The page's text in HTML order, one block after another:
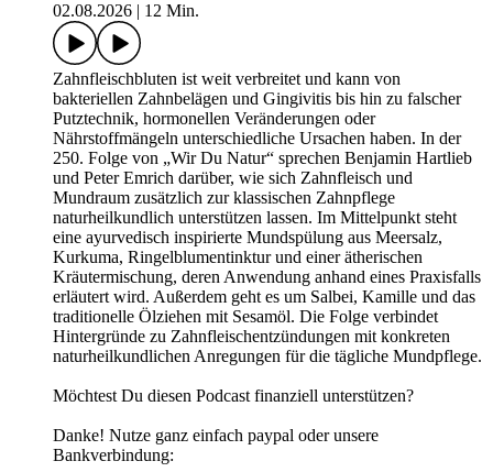
02.08.2026
12 Min.
Zahnfleischbluten ist weit verbreitet und kann von
bakteriellen Zahnbelägen und Gingivitis bis hin zu falscher
Putztechnik, hormonellen Veränderungen oder
Nährstoffmängeln unterschiedliche Ursachen haben. In der
250. Folge von „Wir Du Natur“ sprechen Benjamin Hartlieb
und Peter Emrich darüber, wie sich Zahnfleisch und
Mundraum zusätzlich zur klassischen Zahnpflege
naturheilkundlich unterstützen lassen. Im Mittelpunkt steht
eine ayurvedisch inspirierte Mundspülung aus Meersalz,
Kurkuma, Ringelblumentinktur und einer ätherischen
Kräutermischung, deren Anwendung anhand eines Praxisfalls
erläutert wird. Außerdem geht es um Salbei, Kamille und das
traditionelle Ölziehen mit Sesamöl. Die Folge verbindet
Hintergründe zu Zahnfleischentzündungen mit konkreten
naturheilkundlichen Anregungen für die tägliche Mundpflege.
Möchtest Du diesen Podcast finanziell unterstützen?
Danke! Nutze ganz einfach paypal oder unsere
Bankverbindung: